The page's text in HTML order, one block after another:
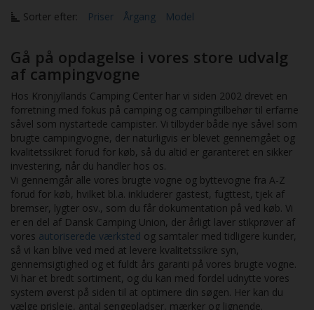
Sorter efter: Priser Årgang Model
Gå på opdagelse i vores store udvalg
af campingvogne
Hos Kronjyllands Camping Center har vi siden 2002 drevet en
forretning med fokus på camping og campingtilbehør til erfarne
såvel som nystartede campister. Vi tilbyder både nye såvel som
brugte campingvogne, der naturligvis er blevet gennemgået og
kvalitetssikret forud for køb, så du altid er garanteret en sikker
investering, når du handler hos os.
Vi gennemgår alle vores brugte vogne og byttevogne fra A-Z
forud for køb, hvilket bl.a. inkluderer gastest, fugttest, tjek af
bremser, lygter osv., som du får dokumentation på ved køb. Vi
er en del af Dansk Camping Union, der årligt laver stikprøver af
vores autoriserede værksted og samtaler med tidligere kunder,
så vi kan blive ved med at levere kvalitetssikre syn,
gennemsigtighed og et fuldt års garanti på vores brugte vogne.
Vi har et bredt sortiment, og du kan med fordel udnytte vores
system øverst på siden til at optimere din søgen. Her kan du
vælge prisleje, antal sengepladser, mærker og lignende.